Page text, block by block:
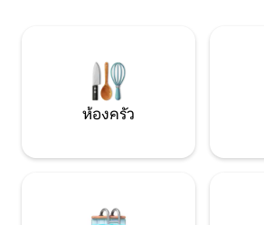
อย่างเป็นทางการ❗สำหรับครอบครัว บริการ
และการเดินทางเท่านั้น
ห้องครัว